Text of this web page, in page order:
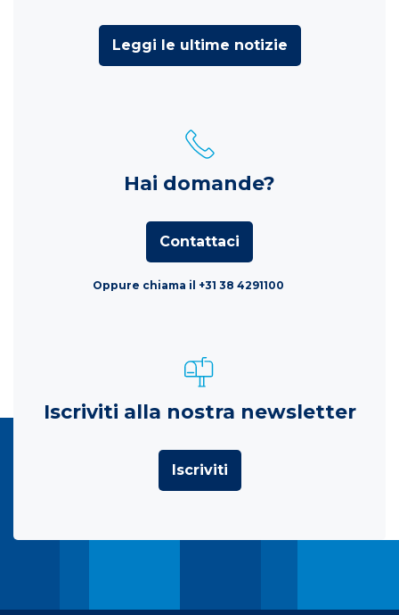
Leggi le ultime notizie
Hai domande?
Contattaci
Oppure chiama il +31 38 4291100
Iscriviti alla nostra newsletter
Iscriviti